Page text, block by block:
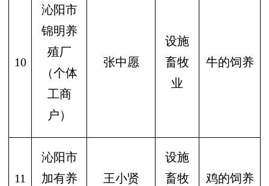
10
沁阳市
锦明养
殖厂
（个体
工商
户）
张中愿
设施
畜牧
业
牛的饲养
11
沁阳市
加有养
王小贤
设施
畜牧
鸡的饲养